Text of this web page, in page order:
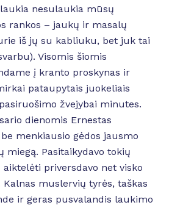
nesulaukia mūsų
rankos – jaukų ir masalų
iš jų su kabliuku, bet juk tai
Visomis šiomis
į kranto proskynas ir
pataupytais juokeliais
žvejybai minutes.
dienomis Ernestas
menkiausio gėdos jausmo
miegą. Pasitaikydavo tokių
priversdavo net visko
muslervių tyrės, taškas
ir geras pusvalandis laukimo